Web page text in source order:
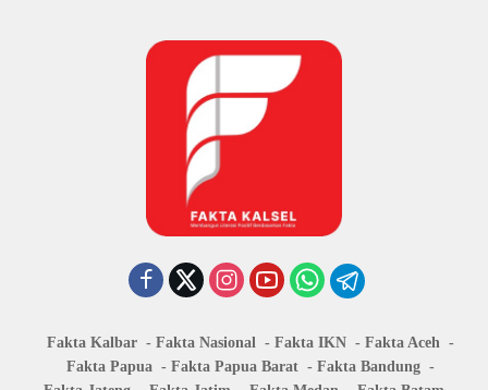
Fakta Kalbar Fakta Nasional Fakta IKN
Fakta Aceh
Fakta Papua
Fakta Papua Barat
Fakta Bandung